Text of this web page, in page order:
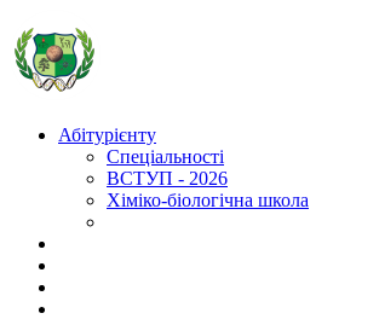
Абітурієнту
Спеціальності
ВСТУП - 2026
Хіміко-біологічна школа